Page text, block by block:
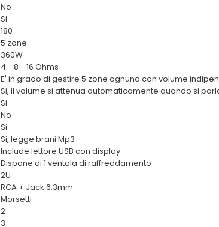
No
Si
180
5 zone
360W
4 - 8 - 16 Ohms
E' in grado di gestire 5 zone ognuna con volume
Si, il volume si attenua automaticamente quando si
Si
No
Si
Si, legge brani Mp3
Include lettore USB con display
Dispone di 1 ventola di raffreddamento
2U
RCA + Jack 6,3mm
Morsetti
2
3